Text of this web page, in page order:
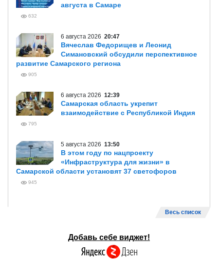
августа в Самаре
632
6 августа 2026 20:47
Вячеслав Федорищев и Леонид
Симановский обсудили перспективное
развитие Самарского региона
905
6 августа 2026 12:39
Самарская область укрепит
взаимодействие с Республикой Индия
795
5 августа 2026 13:50
В этом году по нацпроекту
«Инфраструктура для жизни» в
Самарской области установят 37 светофоров
945
Весь список
Добавь себе виджет!